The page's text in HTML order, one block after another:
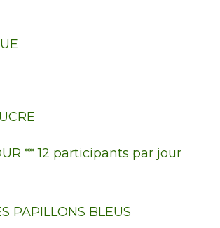
** 12 participants par jour
PAPILLONS BLEUS